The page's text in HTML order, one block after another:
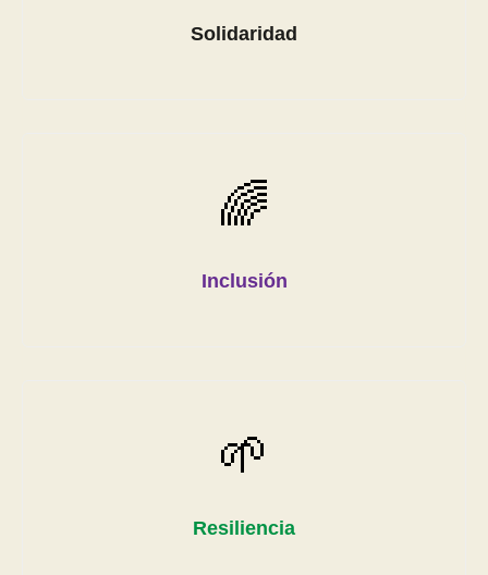
Solidaridad
🌈
Inclusión
🌱
Resiliencia